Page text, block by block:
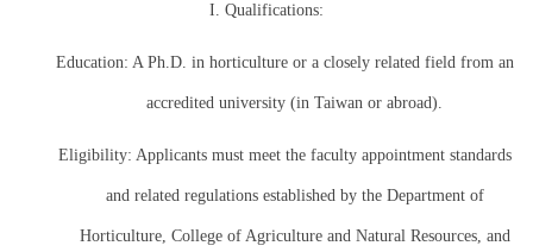
I. Qualifications:
Education: A Ph.D. in horticulture or a closely related field from an
accredited university (in Taiwan or abroad).
Eligibility: Applicants must meet the faculty appointment standards
and related regulations established by the Department of
Horticulture, College of Agriculture and Natural Resources, and